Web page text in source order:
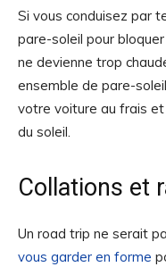
Si vous conduisez par
pare-soleil pour
ne devienne trop
ensemble de pare-
votre voiture au frais
du soleil.
Collations et
Un road trip ne serait
vous garder en forme